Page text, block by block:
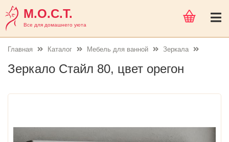
М.О.С.Т.
Все для домашнего уюта
Главная Каталог Мебель для ванной Зеркала
Зеркало Стайл 80, цвет орегон